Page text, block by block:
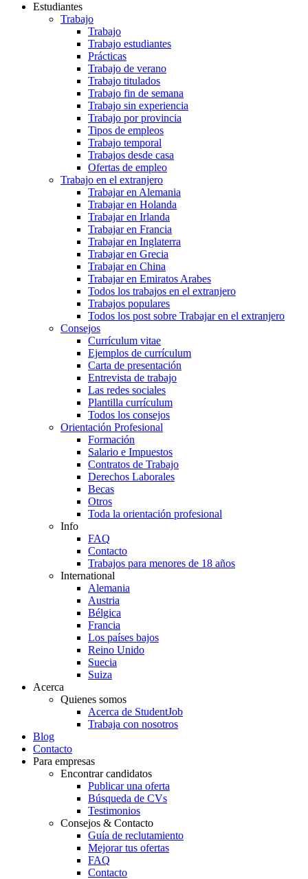
Estudiantes
Trabajo
Trabajo
Trabajo estudiantes
Prácticas
Trabajo de verano
Trabajo titulados
Trabajo fin de semana
Trabajo sin experiencia
Trabajo por provincia
Tipos de empleos
Trabajo temporal
Trabajos desde casa
Ofertas de empleo
Trabajo en el extranjero
Trabajar en Alemania
Trabajar en Holanda
Trabajar en Irlanda
Trabajar en Francia
Trabajar en Inglaterra
Trabajar en Grecia
Trabajar en China
Trabajar en Emiratos Arabes
Todos los trabajos en el extranjero
Trabajos populares
Todos los post sobre Trabajar en el extranjero
Consejos
Currículum vitae
Ejemplos de currículum
Carta de presentación
Entrevista de trabajo
Las redes sociales
Plantilla currículum
Todos los consejos
Orientación Profesional
Formación
Salario e Impuestos
Contratos de Trabajo
Derechos Laborales
Becas
Otros
Toda la orientación profesional
Info
FAQ
Contacto
Trabajos para menores de 18 años
International
Alemania
Austria
Bélgica
Francia
Los países bajos
Reino Unido
Suecia
Suiza
Acerca
Quienes somos
Acerca de StudentJob
Trabaja con nosotros
Blog
Contacto
Para empresas
Encontrar candidatos
Publicar una oferta
Búsqueda de CVs
Testimonios
Consejos & Contacto
Guía de reclutamiento
Mejorar tus ofertas
FAQ
Contacto